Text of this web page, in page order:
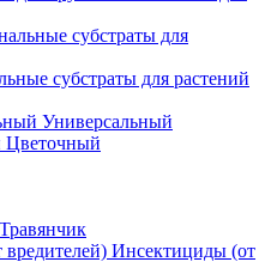
субстраты для растений
Универсальный
Цветочный
Травянчик
Инсектициды (от